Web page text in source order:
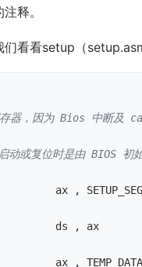
释。
们看看setup（
ax , SETUP_SEG
ds , ax
ax ,